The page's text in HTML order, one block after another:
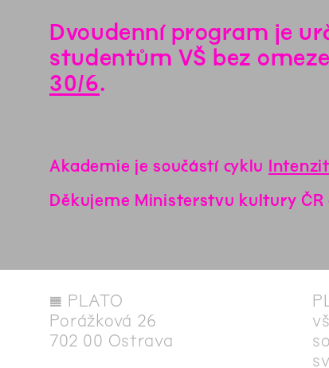
Dvoudenní program je
studentům VŠ bez
30/6.
Akademie je součástí cyklu
Děkujeme Ministerstvu kultury
◊ PLATO
Porážková 26
702 00 Ostrava